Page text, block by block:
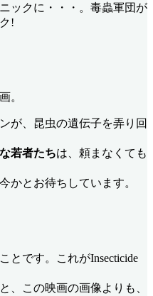
ックに・・・。毒蟲軍団が
!
。
が、昆虫の遺伝子を弄り回
若者たちは、頼まなくても
かとお待ちしています。
とです。これがInsecticide
、この映画の画像よりも、